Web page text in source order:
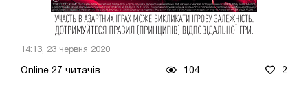
14:13, 23 червня 2020
Online 27 читачів 104 2